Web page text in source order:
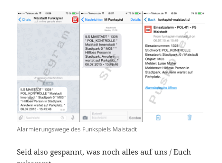
Alarmierungswege des Funkspiels Maistadt
Seid also gespannt, was noch alles auf uns / Euch